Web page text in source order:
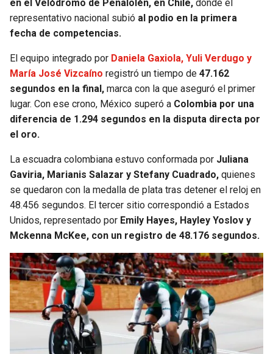
en el Velódromo de Peñalolén, en Chile, donde el
representativo nacional subió al podio en la primera
fecha de competencias.
El equipo integrado por Daniela Gaxiola, Yuli Verdugo y
María José Vizcaíno registró un tiempo de 47.162
segundos en la final, marca con la que aseguró el primer
lugar. Con ese crono, México superó a Colombia por una
diferencia de 1.294 segundos en la disputa directa por
el oro.
La escuadra colombiana estuvo conformada por Juliana
Gaviria, Marianis Salazar y Stefany Cuadrado, quienes
se quedaron con la medalla de plata tras detener el reloj en
48.456 segundos. El tercer sitio correspondió a Estados
Unidos, representado por Emily Hayes, Hayley Yoslov y
Mckenna McKee, con un registro de 48.176 segundos.